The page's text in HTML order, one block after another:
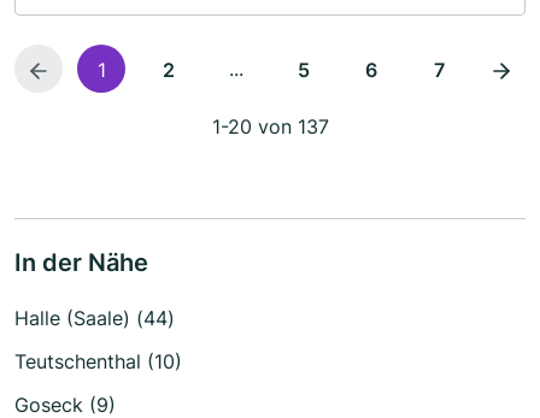
1 2 ... 5 6 7
1-20 von 137
In der Nähe
Halle (Saale) (44)
Teutschenthal (10)
Goseck (9)